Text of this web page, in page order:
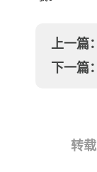
上一篇：
下一篇：
转